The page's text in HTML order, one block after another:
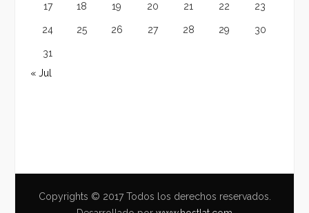
17 18 19 20 21 22 23
24 25 26 27 28 29 30
31
« Jul
Copyrights © 2017 Todos los derechos reservados.